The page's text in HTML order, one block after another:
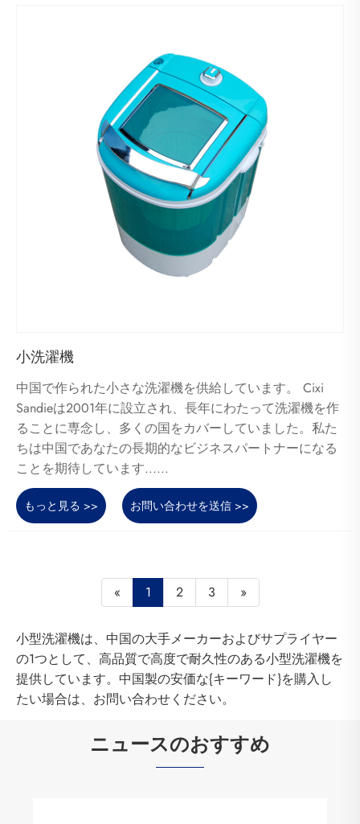
小洗濯機
中国で作られた小さな洗濯機を供給しています。 Cixi
Sandieは2001年に設立され、長年にわたって洗濯機を作
ることに専念し、多くの国をカバーしていました。私た
ちは中国であなたの長期的なビジネスパートナーになる
ことを期待しています......
もっと見る >> お問い合わせを送信 >>
« 1 2 3 »
小型洗濯機は、中国の大手メーカーおよびサプライヤー
の1つとして、高品質で高度で耐久性のある小型洗濯機を
提供しています。中国製の安価な{キーワード}を購入し
たい場合は、お問い合わせください。
ニュースのおすすめ